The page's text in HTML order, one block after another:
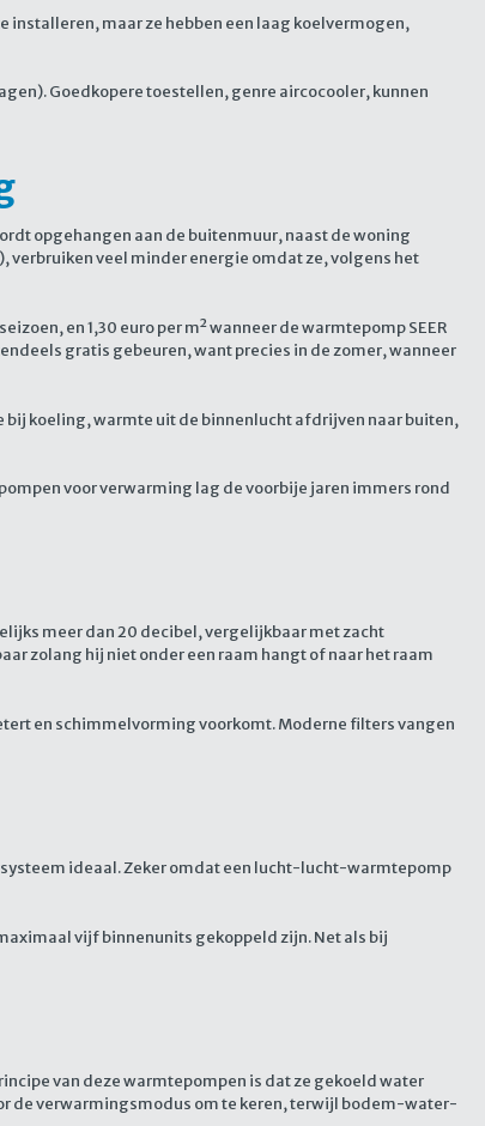
installeren, maar ze hebben een laag koelvermogen,
Goedkopere toestellen, genre aircocooler, kunnen
opgehangen aan de buitenmuur, naast de woning
veel minder energie omdat ze, volgens het
en 1,30 euro per m² wanneer de warmtepomp SEER
gratis gebeuren, want precies in de zomer, wanneer
koeling, warmte uit de binnenlucht afdrijven naar buiten,
voor verwarming lag de voorbije jaren immers rond
meer dan 20 decibel, vergelijkbaar met zacht
zolang hij niet onder een raam hangt of naar het raam
en schimmelvorming voorkomt. Moderne filters vangen
ideaal. Zeker omdat een lucht-lucht-warmtepomp
vijf binnenunits gekoppeld zijn. Net als bij
van deze warmtepompen is dat ze gekoeld water
de verwarmingsmodus om te keren, terwijl bodem-water-